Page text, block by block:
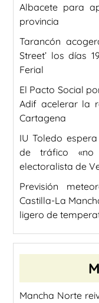
Albacete para
provincia
Tarancón
Street’ los días
Ferial
El Pacto Social
Adif acelerar la
Cartagena
IU Toledo
de tráfico
electoralista de
Previsión
Castilla-La
ligero de
Mancha Norte